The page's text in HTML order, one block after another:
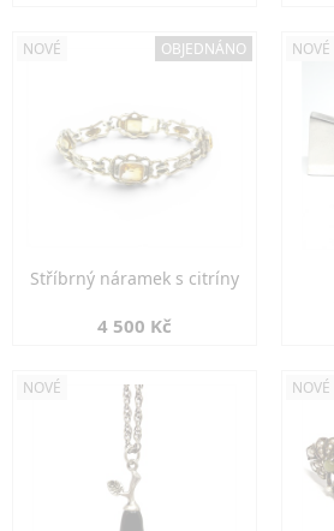
NOVÉ OBJEDNÁNO
Stříbrný náramek s citríny
4 500 Kč
NOVÉ
NOVÉ NOVÉ